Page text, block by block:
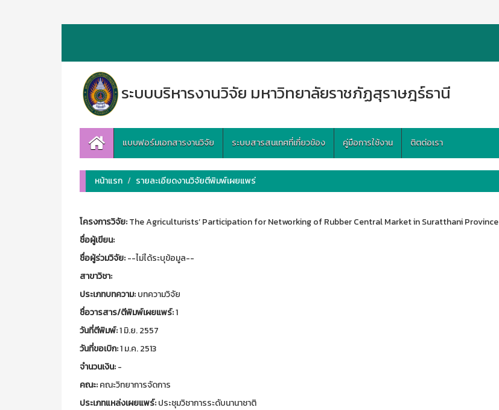
ระบบบริหารงานวิจัย มหาวิทยาลัยราชภัฏสุราษฎร์ธานี
แบบฟอร์มเอกสารงานวิจัย ระบบสารสนเทศที่เกี่ยวข้อง คู่มือการใช้งาน ติตต่อเรา
หน้าแรก รายละเอียดงานวิจัยตีพิมพ์เผยแพร่
โครงการวิจัย:The Agriculturists’ Participation for Networking of Rubber Central Market in Suratthani Province
ชื่อผู้เขียน:
ชื่อผู้ร่วมวิจัย:--ไม่ได้ระบุข้อมูล--
สาขาวิชา:
ประเภทบทความ:บทความวิจัย
ชื่อวารสาร/ตีพิมพ์เผยแพร์:1
วันที่ตีพิมพ์:1 มิ.ย. 2557
วันที่ขอเบิก:1 ม.ค. 2513
จำนวนเงิน:-
คณะ:คณะวิทยาการจัดการ
ประเภทแหล่งเผยแพร์:ประชุมวิชาการระดับนานาชาติ